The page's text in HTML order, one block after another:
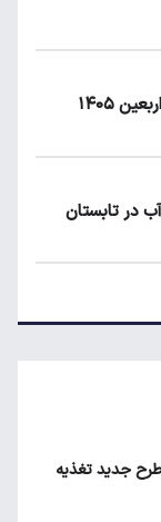
۱۴۰۵
در تابستان
طرح جدید تغذیه